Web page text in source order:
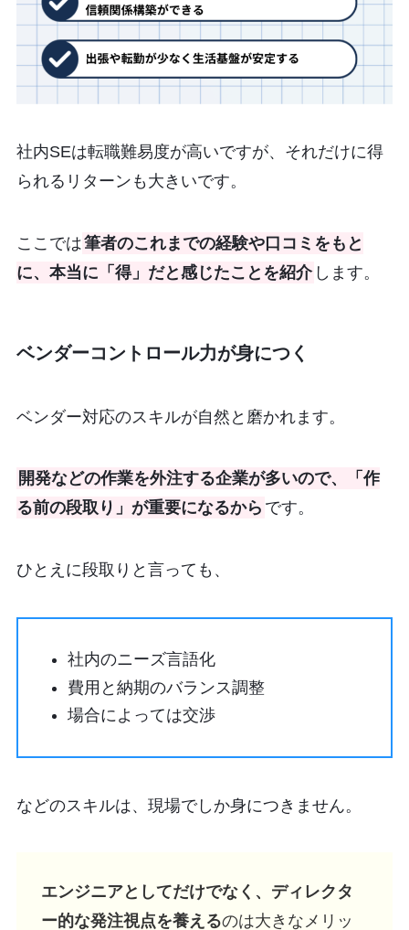
社内SEは転職難易度が高いですが、それだけに得
られるリターンも大きいです。
ここでは筆者のこれまでの経験や口コミをもと
に、本当に「得」だと感じたことを紹介 します。
ベンダーコントロール力が身につく
ベンダー対応のスキルが自然と磨かれます。
開発などの作業を外注する企業が多いので、「作
る前の段取り」が重要になるから です。
ひとえに段取りと言っても、
社内のニーズ言語化
費用と納期のバランス調整
場合によっては交渉
などのスキルは、現場でしか身につきません。
エンジニアとしてだけでなく、ディレクタ
ー的な発注視点を養えるのは大きなメリッ